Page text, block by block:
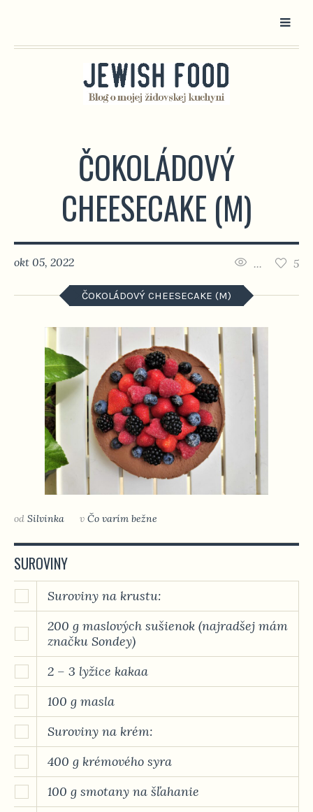
ČOKOLÁDOVÝ
CHEESECAKE (M)
okt 05, 2022 5
...
ČOKOLÁDOVÝ CHEESECAKE (M)
od Silvinka v Čo varím bežne
SUROVINY
Suroviny na krustu:
200 g maslových sušienok (najradšej mám
značku Sondey)
2 – 3 lyžice kakaa
100 g masla
Suroviny na krém:
400 g krémového syra
100 g smotany na šľahanie